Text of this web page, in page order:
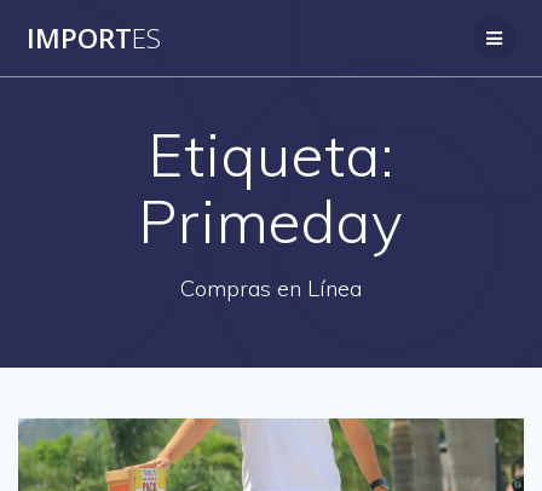
IMPORTES
Etiqueta:
Primeday
Compras en Línea